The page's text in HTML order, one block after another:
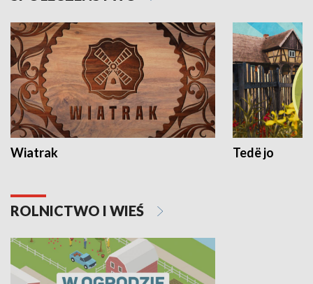
Wiatrak Tedë jo
ROLNICTWO I WIEŚ